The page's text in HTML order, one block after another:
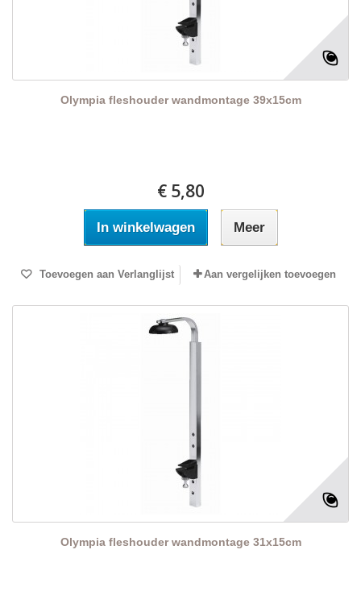
Olympia fleshouder wandmontage 39x15cm
€ 5,80
In winkelwagen Meer
Toevoegen aan Verlanglijst Aan vergelijken toevoegen
Olympia fleshouder wandmontage 31x15cm